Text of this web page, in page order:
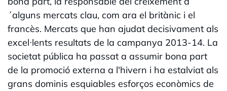
´alguns mercats clau, com ara el britànic i el
francès. Mercats que han ajudat decisivament als
excel·lents resultats de la campanya 2013-14. La
societat pública ha passat a assumir bona part
de la promoció externa a l'hivern i ha estalviat als
grans dominis esquiables esforços econòmics de